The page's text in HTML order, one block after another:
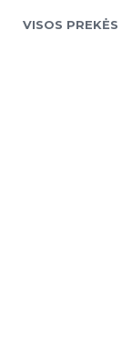
VISOS PREKĖS